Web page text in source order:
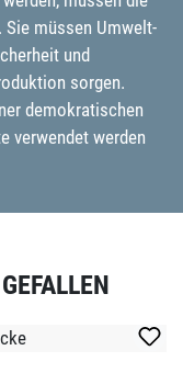
Sie müssen Umwelt-
und
sorgen.
demokratischen
verwendet werden